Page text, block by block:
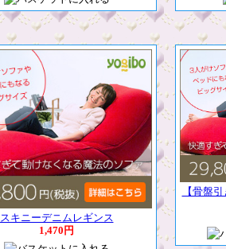
スキニーデニムレギンス
1,470円
【骨盤